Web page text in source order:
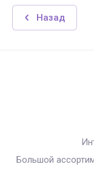
Назад
Большой